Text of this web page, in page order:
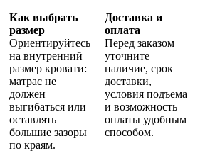
Как выбрать
размер
Ориентируйтесь
на внутренний
размер кровати:
матрас не
должен
выгибаться или
оставлять
большие зазоры
по краям.
Доставка и
оплата
Перед заказом
уточните
наличие, срок
доставки,
условия подъема
и возможность
оплаты удобным
способом.